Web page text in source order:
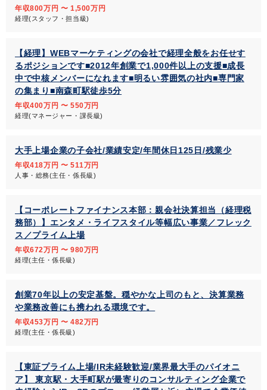
年収800万円 〜 1,500万円
経理(スタッフ・担当級)
【経理】WEBマーケティングの会社で経理全般をお任せす
るポジションです■2012年創業で1,000件以上の支援■成長
中で中核メンバーになれます■明るい雰囲気の社内■専門家
の集まり■南森町駅徒歩5分
年収400万円 〜 550万円
経理(マネージャー・課長級)
大手上場企業の子会社/業績安定/年間休日125日/残業少
年収418万円 〜 511万円
人事・総務(主任・係長級)
【コーポレートファイナンス本部：親会社決算担当（経理税
務部）】エンタメ・ライフスタイル等幅広い事業／フレック
ス／プライム上場
年収672万円 〜 980万円
経理(主任・係長級)
創業70年以上の安定基盤。穏やかな上司のもと、決算業務
や業務改善にも携われる環境です。
年収453万円 〜 482万円
経理(主任・係長級)
【東証プライム上場/IR未経験歓迎/業界最大手のパイオニ
ア】 東京駅・大手町駅が最寄りのコンサルティング企業で